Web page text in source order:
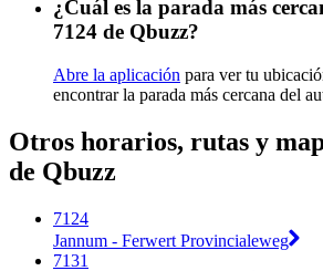
¿Cuál es la parada más
7124 de Qbuzz?
Abre la aplicación para ver tu
encontrar la parada más cercana del
Otros horarios, rutas y
de Qbuzz
7124
Jannum - Ferwert Provincialeweg
7131